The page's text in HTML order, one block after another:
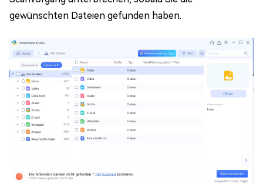
gewünschten Dateien gefunden haben.